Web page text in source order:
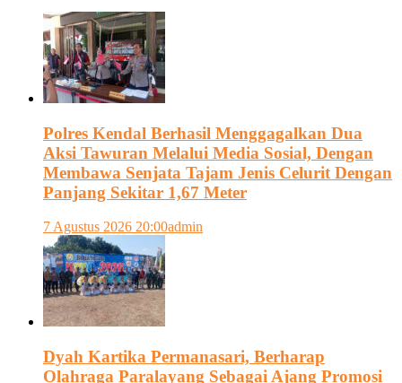
Polres Kendal Berhasil Menggagalkan Dua
Aksi Tawuran Melalui Media Sosial, Dengan
Membawa Senjata Tajam Jenis Celurit Dengan
Panjang Sekitar 1,67 Meter
7 Agustus 2026 20:00admin
Dyah Kartika Permanasari, Berharap
Olahraga Paralayang Sebagai Ajang Promosi